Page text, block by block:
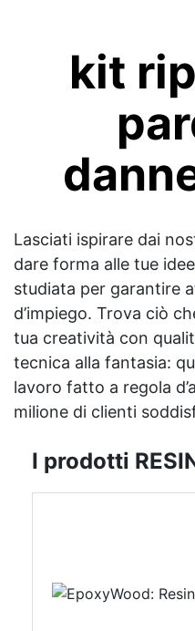
kit
Lasciati ispirare dai
dare forma alle tue
studiata per garantire
d’impiego. Trova ciò
tua creatività con
tecnica alla fantasia:
lavoro fatto a regola
milione di clienti
I prodotti